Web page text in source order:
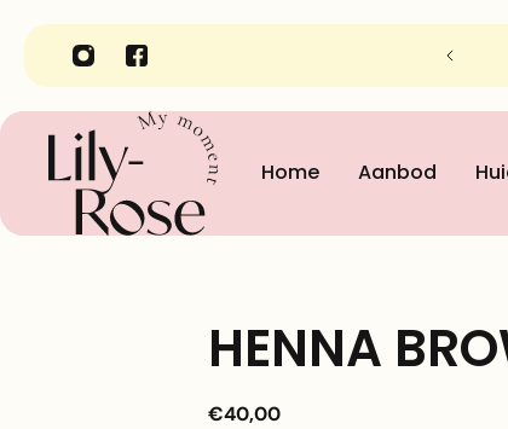
Lily-Rose in Gent
Home Aanbod
HENNA
€40,00